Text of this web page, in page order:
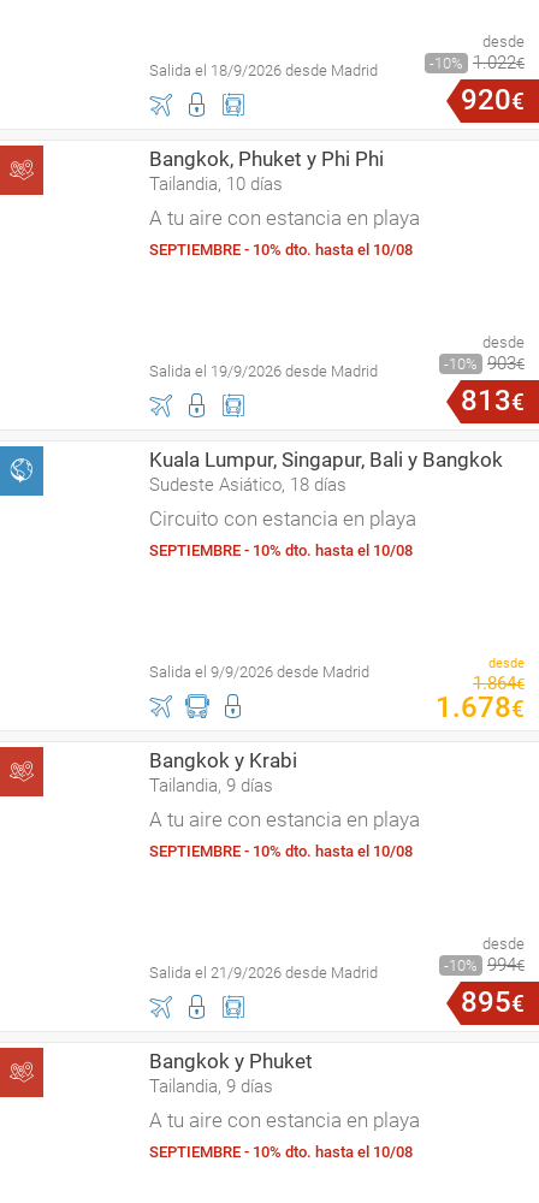
Salida el 18/9/2026 desde Madrid
desde
10
1.022€
920€
Bangkok, Phuket y Phi Phi
Tailandia, 10 días
A tu aire con estancia en playa
SEPTIEMBRE - 10% dto. hasta el 10/08
Salida el 19/9/2026 desde Madrid
desde
10
903€
813€
Kuala Lumpur, Singapur, Bali y Bangkok
Sudeste Asiático, 18 días
Circuito con estancia en playa
SEPTIEMBRE - 10% dto. hasta el 10/08
Salida el 9/9/2026 desde Madrid desde
1.864€
1 .678€
Bangkok y Krabi
Tailandia, 9 días
A tu aire con estancia en playa
SEPTIEMBRE - 10% dto. hasta el 10/08
Salida el 21/9/2026 desde Madrid
desde
10
994€
895€
Bangkok y Phuket
Tailandia, 9 días
A tu aire con estancia en playa
SEPTIEMBRE - 10% dto. hasta el 10/08